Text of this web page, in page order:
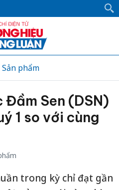
Sản phẩm
Đầm Sen (DSN)
1 so với cùng
trong kỳ chỉ đạt gần